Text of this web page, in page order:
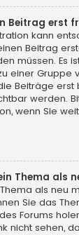
Beitrag erst
kann
Beitrag
müssen. Es
einer Gruppe
Beiträge
werden.
wenn Sie
Thema als
als neu
Sie das
Forums
nicht sehen,